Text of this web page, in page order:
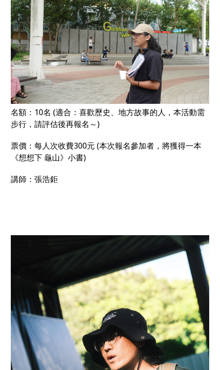
名額 ： 10名 (適合：喜歡歷史、地方故事的人，本活動需
步行，請評估後再報名～)
票價 ：每人次收費300元 (本次報名參加者，將獲得一本
《想想下龜山》小書)
講師：張浩鉅